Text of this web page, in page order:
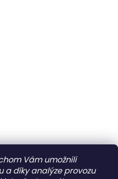
Vám umožnili
a díky analýze provozu